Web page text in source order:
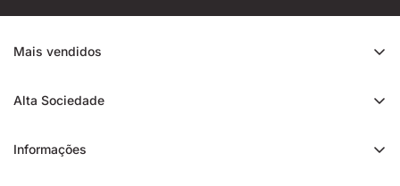
Mais vendidos
Cali CBD
Alta Sociedade
Informações